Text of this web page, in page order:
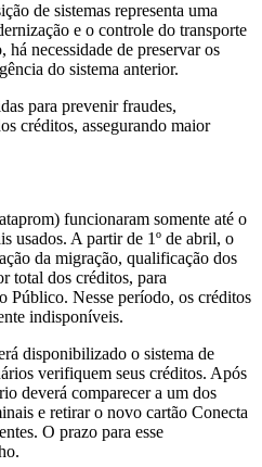
de sistemas representa uma
e o controle do transporte
necessidade de preservar os
do sistema anterior.
para prevenir fraudes,
créditos, assegurando maior
funcionaram somente até o
usados. A partir de 1º de abril, o
da migração, qualificação dos
total dos créditos, para
Público. Nesse período, os créditos
indisponíveis.
disponibilizado o sistema de
verifiquem seus créditos. Após
deverá comparecer a um dos
e retirar o novo cartão Conecta
O prazo para esse